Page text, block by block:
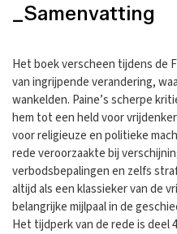
_Samenvatting
Het boek verscheen tijdens de
van ingrijpende verandering,
wankelden. Paine’s scherpe
hem tot een held voor
voor religieuze en politieke
rede veroorzaakte bij
verbodsbepalingen en zelfs
altijd als een klassieker van de
belangrijke mijlpaal in de
Het tijdperk van de rede is deel